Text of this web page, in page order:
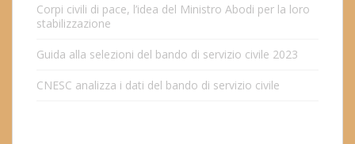
Corpi civili di pace, l’idea del Ministro Abodi per la loro
stabilizzazione
Guida alla selezioni del bando di servizio civile 2023
CNESC analizza i dati del bando di servizio civile